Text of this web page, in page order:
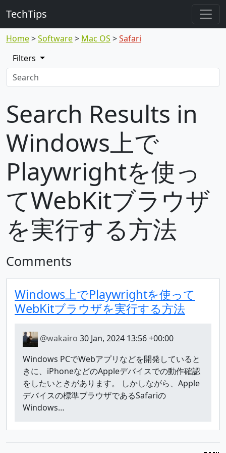
TechTips
Home Software Mac OS
Safari
Filters
Search Results in
Windows上で
Playwrightを使っ
てWebKitブラウザ
を実行する方法
Comments
Windows上でPlaywrightを使って
WebKitブラウザを実行する方法
@wakairo 30 Jan, 2024 13:56 +00:00
Windows PCでWebアプリなどを開発していると
きに、iPhoneなどのAppleデバイスでの動作確認
をしたいときがあります。 しかしながら、Apple
デバイスの標準ブラウザであるSafariの
Windows…